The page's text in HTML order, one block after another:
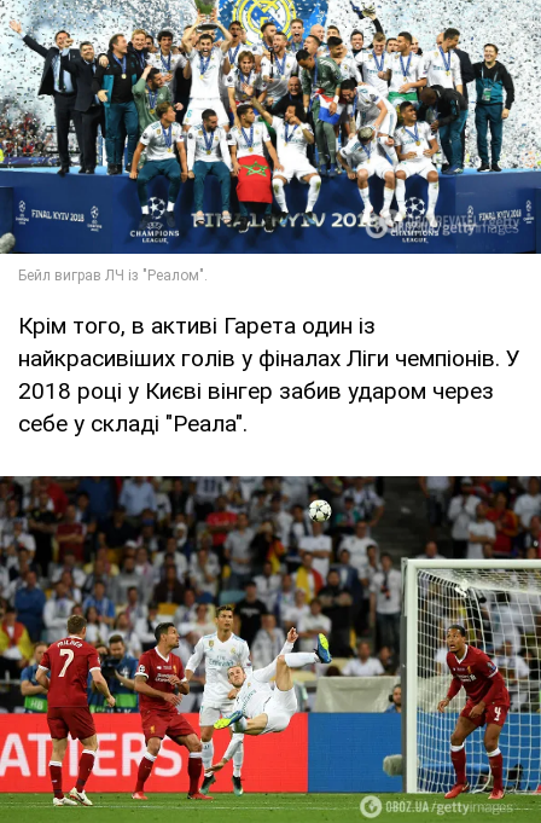
Крім того, в активі Гарета один із
найкрасивіших голів у фіналах Ліги чемпіонів. У
2018 році у Києві вінгер забив ударом через
себе у складі "Реала".